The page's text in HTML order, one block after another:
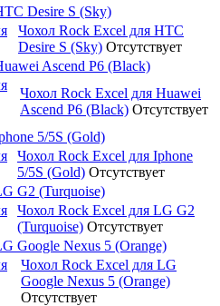
Desire S (Sky)
Чохол Rock Excel для HTC
Desire S (Sky) Отсутствует
Ascend P6 (Black)
Чохол Rock Excel для Huawei
Ascend P6 (Black) Отсутствует
5/5S (Gold)
Чохол Rock Excel для Iphone
5/5S (Gold) Отсутствует
G2 (Turquoise)
Чохол Rock Excel для LG G2
(Turquoise) Отсутствует
Google Nexus 5 (Orange)
Чохол Rock Excel для LG
Google Nexus 5 (Orange)
Отсутствует